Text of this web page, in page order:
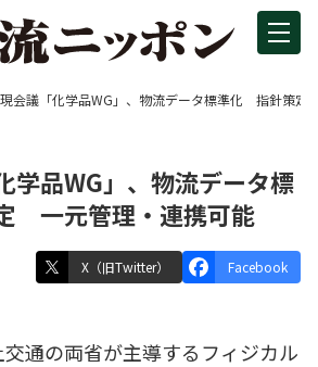
会議「化学品WG」、物流データ標準化 指針策
学品WG」、物流データ標
一元管理・連携可能
X（旧Twitter） Facebook
通の両省が主導するフィジカル